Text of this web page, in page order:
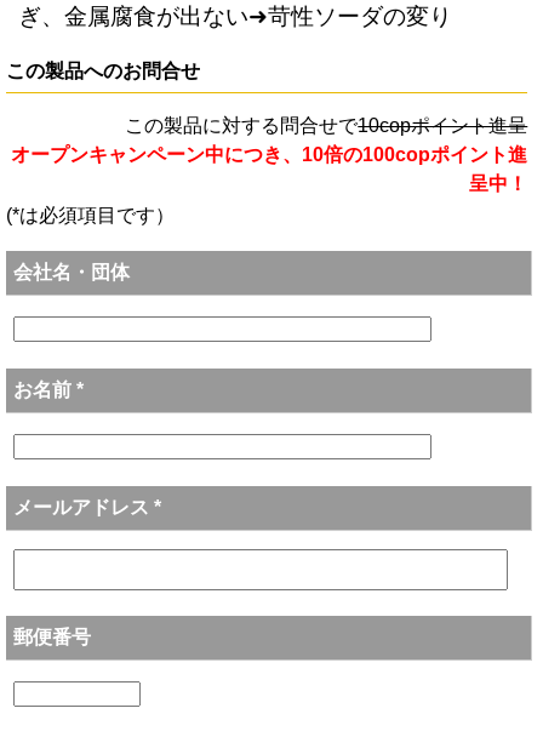
ぎ、金属腐食が出ない➜苛性ソーダの変り
この製品へのお問合せ
この製品に対する問合せで10copポイント進呈
オープンキャンペーン中につき、10倍の100copポイント進
呈中！
(*は必須項目です）
会社名・団体
お名前 *
メールアドレス *
郵便番号